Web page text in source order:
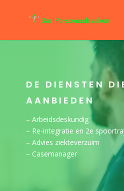
DE DIENSTEN
AANBIEDEN
– Arbeidsdeskundig
– Re-integratie en 2e
– Advies ziekteverzuim
– Casemanager